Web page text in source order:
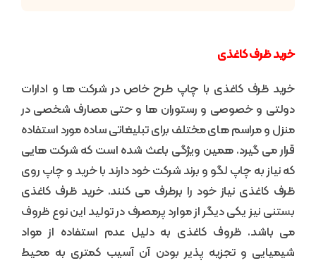
خرید ظرف کاغذی
خرید ظرف کاغذی با چاپ طرح خاص در شرکت ها و ادارات
دولتی و خصوصی و رستوران ها و حتی مصارف شخصی در
منزل و مراسم های مختلف برای تبلیغاتی ساده مورد استفاده
قرار می گیرد. همین ویژگی باعث شده است که شرکت هایی
که نیاز به چاپ لگو و برند شرکت خود دارند با خرید و چاپ روی
ظرف کاغذی نیاز خود را برطرف می کنند. خرید ظرف کاغذی
بستنی نیز یکی دیگر از موارد پرمصرف در تولید این نوع ظروف
می باشد. ظروف کاغذی به دلیل عدم استفاده از مواد
شیمیایی و تجزیه پذیر بودن آن آسیب کمتری به محیط